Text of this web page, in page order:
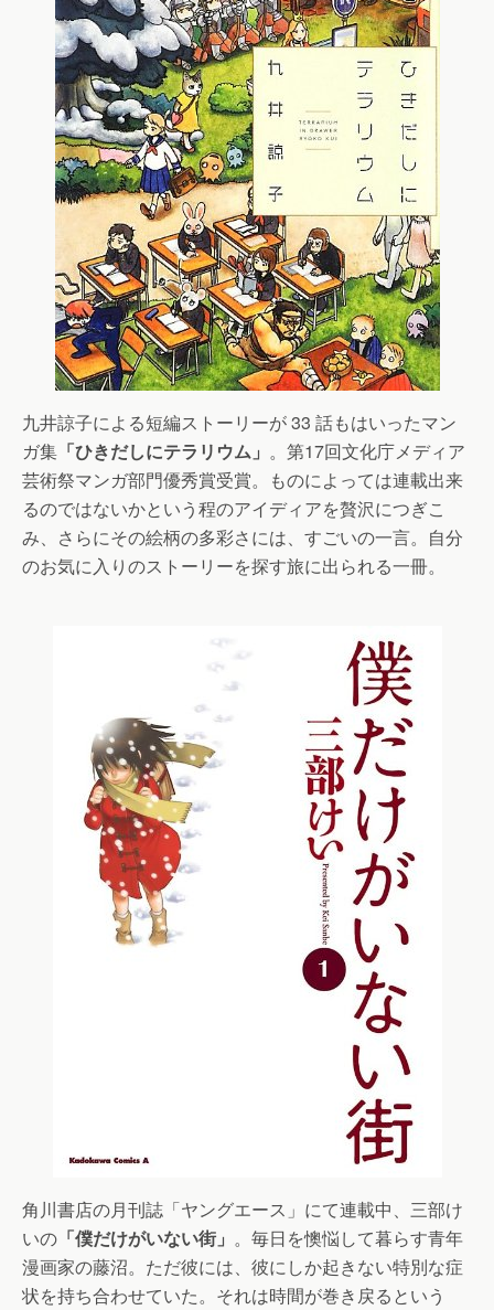
九井諒子による短編ストーリーが 33 話もはいったマン
ガ集 「ひきだしにテラリウム」 。第17回文化庁メディア
芸術祭マンガ部門優秀賞受賞。ものによっては連載出来
るのではないかという程のアイディアを贅沢につぎこ
み、さらにその絵柄の多彩さには、すごいの一言。自分
のお気に入りのストーリーを探す旅に出られる一冊。
角川書店の月刊誌「ヤングエース」にて連載中、三部け
いの 「僕だけがいない街」 。毎日を懊悩して暮らす青年
漫画家の藤沼。ただ彼には、彼にしか起きない特別な症
状を持ち合わせていた。それは時間が巻き戻るという